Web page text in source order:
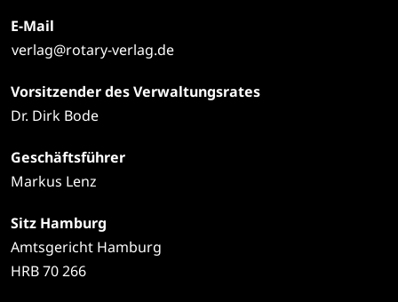
E-Mail
verlag@rotary-verlag.de
Vorsitzender des Verwaltungsrates
Dr. Dirk Bode
Geschäftsführer
Markus Lenz
Sitz Hamburg
Amtsgericht Hamburg
HRB 70 266